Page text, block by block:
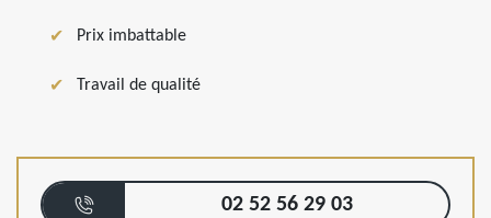
Prix imbattable
Travail de qualité
02 52 56 29 03